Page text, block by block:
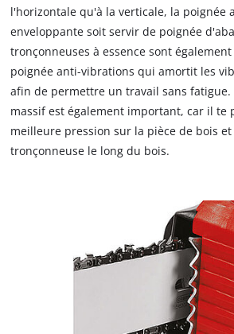
l'horizontale qu'à la verticale, la poignée
enveloppante soit servir de poignée
tronçonneuses à essence sont
poignée anti-vibrations qui amortit les
afin de permettre un travail sans
massif est également important, car il te
meilleure pression sur la pièce de bois
tronçonneuse le long du bois.